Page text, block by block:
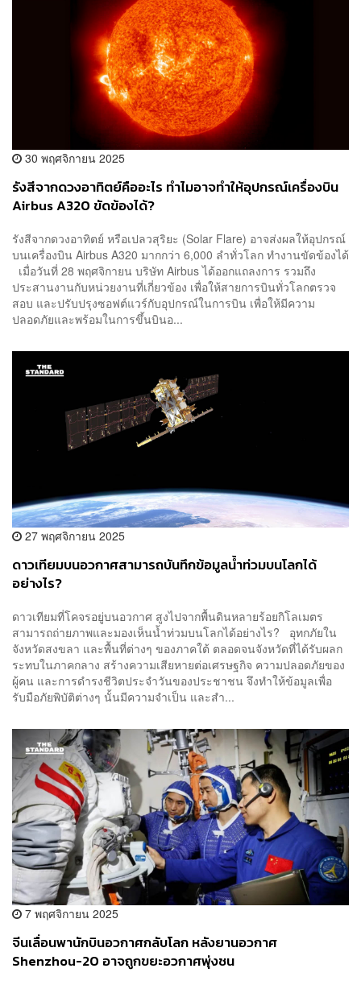
30 พฤศจิกายน 2025
รังสีจากดวงอาทิตย์คืออะไร ทำไมอาจทำให้อุปกรณ์เครื่องบิน
Airbus A320 ขัดข้องได้?
รังสีจากดวงอาทิตย์ หรือเปลวสุริยะ (Solar Flare) อาจส่งผลให้อุปกรณ์
บนเครื่องบิน Airbus A320 มากกว่า 6,000 ลำทั่วโลก ทำงานขัดข้องได้
เมื่อวันที่ 28 พฤศจิกายน บริษัท Airbus ได้ออกแถลงการ รวมถึง
ประสานงานกับหน่วยงานที่เกี่ยวข้อง เพื่อให้สายการบินทั่วโลกตรวจ
สอบ และปรับปรุงซอฟต์แวร์กับอุปกรณ์ในการบิน เพื่อให้มีความ
ปลอดภัยและพร้อมในการขึ้นบินอ...
27 พฤศจิกายน 2025
ดาวเทียมบนอวกาศสามารถบันทึกข้อมูลน้ำท่วมบนโลกได้
อย่างไร?
ดาวเทียมที่โคจรอยู่บนอวกาศ สูงไปจากพื้นดินหลายร้อยกิโลเมตร
สามารถถ่ายภาพและมองเห็นน้ำท่วมบนโลกได้อย่างไร? อุทกภัยใน
จังหวัดสงขลา และพื้นที่ต่างๆ ของภาคใต้ ตลอดจนจังหวัดที่ได้รับผลก
ระทบในภาคกลาง สร้างความเสียหายต่อเศรษฐกิจ ความปลอดภัยของ
ผู้คน และการดำรงชีวิตประจำวันของประชาชน จึงทำให้ข้อมูลเพื่อ
รับมือภัยพิบัติต่างๆ นั้นมีความจำเป็น และสำ...
7 พฤศจิกายน 2025
จีนเลื่อนพานักบินอวกาศกลับโลก หลังยานอวกาศ
Shenzhou-20 อาจถูกขยะอวกาศพุ่งชน